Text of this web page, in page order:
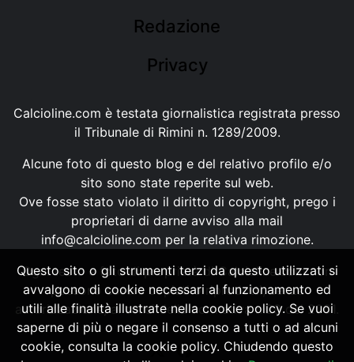
Redazione
Privacy
Calcioline.com è testata giornalistica registrata presso
il Tribunale di Rimini n. 1289/2009.
Alcune foto di questo blog e del relativo profilo e/o
sito sono state reperite sul web.
Ove fosse stato violato il diritto di copyright, prego i
proprietari di darne avviso alla mail
info@calcioline.com per la relativa rimozione.
Ogni testo e foto di proprietà di Calcioline.com non
possono essere copiati o riprodotti, senza
autorizzazione, ai sensi della normativa n.29 del 2001.
Questo sito o gli strumenti terzi da questo utilizzati si
avvalgono di cookie necessari al funzionamento ed
utili alle finalità illustrate nella cookie policy. Se vuoi
saperne di più o negare il consenso a tutti o ad alcuni
cookie, consulta la cookie policy. Chiudendo questo